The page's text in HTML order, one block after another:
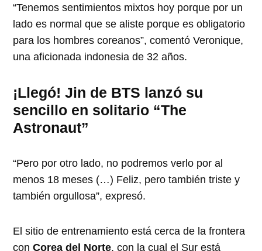
“Tenemos sentimientos mixtos hoy porque por un
lado es normal que se aliste porque es obligatorio
para los hombres coreanos”, comentó Veronique,
una aficionada indonesia de 32 años.
¡Llegó! Jin de BTS lanzó su
sencillo en solitario “The
Astronaut”
“Pero por otro lado, no podremos verlo por al
menos 18 meses (…) Feliz, pero también triste y
también orgullosa”, expresó.
El sitio de entrenamiento está cerca de la frontera
conCorea del Norte, con la cual el Sur está